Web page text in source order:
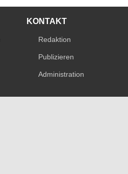
KONTAKT
Redaktion
Publizieren
Administration